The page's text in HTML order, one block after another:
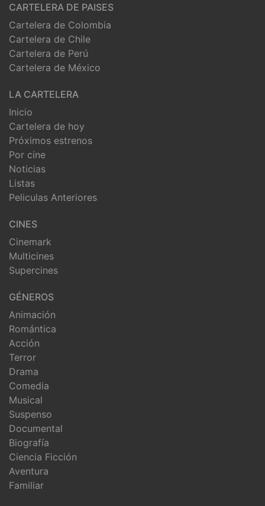
CARTELERA DE PAISES
Cartelera de Colombia
Cartelera de Chile
Cartelera de Perú
Cartelera de México
LA CARTELERA
Inicio
Cartelera de hoy
Próximos estrenos
Por cine
Noticias
Listas
Peliculas Anteriores
CINES
Cinemark
Multicines
Supercines
GÉNEROS
Animación
Romántica
Acción
Terror
Drama
Comedia
Musical
Suspenso
Documental
Biografía
Ciencia Ficción
Aventura
Familiar